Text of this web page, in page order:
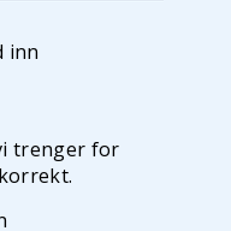
inn
trenger for